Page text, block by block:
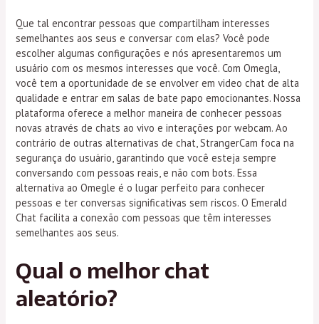
Que tal encontrar pessoas que compartilham interesses
semelhantes aos seus e conversar com elas? Você pode
escolher algumas configurações e nós apresentaremos um
usuário com os mesmos interesses que você. Com Omegla,
você tem a oportunidade de se envolver em video chat de alta
qualidade e entrar em salas de bate papo emocionantes. Nossa
plataforma oferece a melhor maneira de conhecer pessoas
novas através de chats ao vivo e interações por webcam. Ao
contrário de outras alternativas de chat, StrangerCam foca na
segurança do usuário, garantindo que você esteja sempre
conversando com pessoas reais, e não com bots. Essa
alternativa ao Omegle é o lugar perfeito para conhecer
pessoas e ter conversas significativas sem riscos. O Emerald
Chat facilita a conexão com pessoas que têm interesses
semelhantes aos seus.
Qual o melhor chat
aleatório?